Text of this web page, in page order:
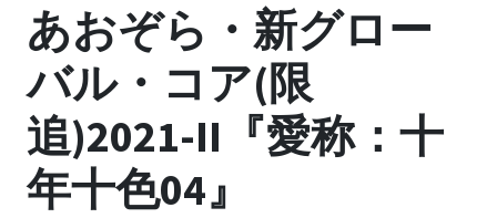
あおぞら・新グロー
バル・コア(限
追)2021-II『愛称：十
年十色04』